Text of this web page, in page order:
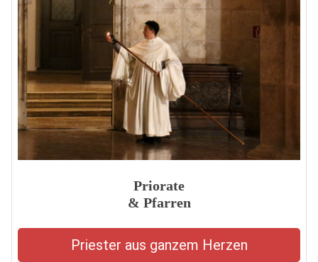
Priorate
& Pfarren
Priester aus ganzem Herzen